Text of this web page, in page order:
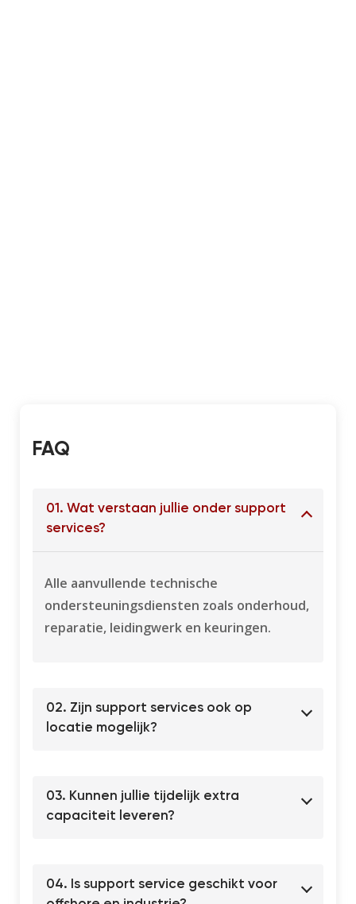
FAQ​
01. Wat verstaan jullie onder support
services?
Alle aanvullende technische
ondersteuningsdiensten zoals onderhoud,
reparatie, leidingwerk en keuringen.
02. Zijn support services ook op
locatie mogelijk?
03. Kunnen jullie tijdelijk extra
capaciteit leveren?
04. Is support service geschikt voor